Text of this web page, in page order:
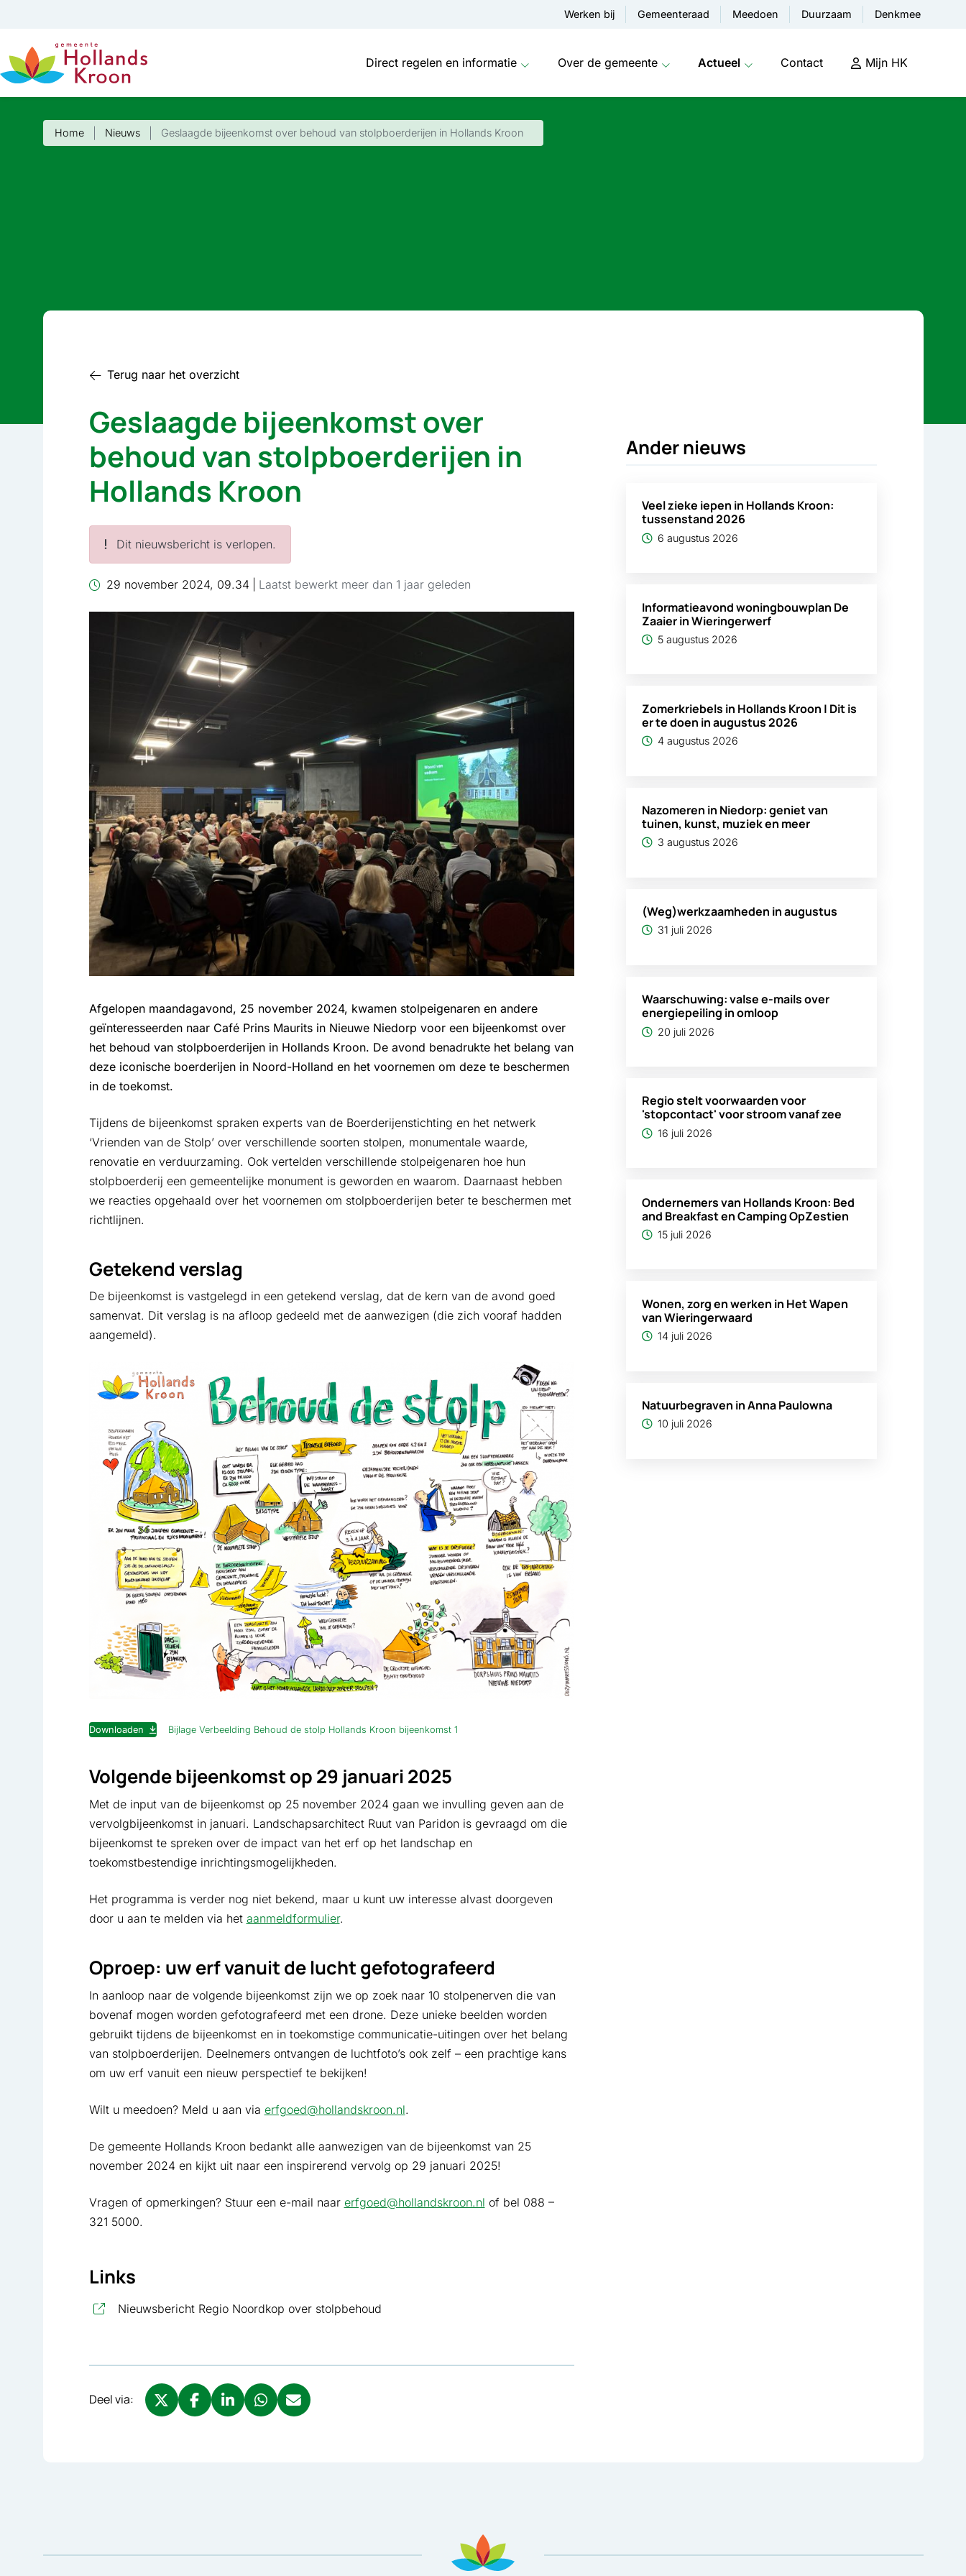
Werken bij Gemeenteraad Meedoen Duurzaam Denkmee
Direct regelen en informatie Over de gemeente Actueel Contact Mijn HK
Home Nieuws Geslaagde bijeenkomst over behoud van stolpboerderijen in Hollands Kroon
Terug naar het overzicht
Geslaagde bijeenkomst over
behoud van stolpboerderijen in
Hollands Kroon
Dit nieuwsbericht is verlopen.
29 november 2024, 09.34 Laatst bewerkt meer dan 1 jaar geleden
Afgelopen maandagavond, 25 november 2024, kwamen stolpeigenaren en andere
geïnteresseerden naar Café Prins Maurits in Nieuwe Niedorp voor een bijeenkomst over
het behoud van stolpboerderijen in Hollands Kroon. De avond benadrukte het belang van
deze iconische boerderijen in Noord-Holland en het voornemen om deze te beschermen
in de toekomst.
Tijdens de bijeenkomst spraken experts van de Boerderijenstichting en het netwerk
‘Vrienden van de Stolp’ over verschillende soorten stolpen, monumentale waarde,
renovatie en verduurzaming. Ook vertelden verschillende stolpeigenaren hoe hun
stolpboerderij een gemeentelijke monument is geworden en waarom. Daarnaast hebben
we reacties opgehaald over het voornemen om stolpboerderijen beter te beschermen met
richtlijnen.
Getekend verslag
De bijeenkomst is vastgelegd in een getekend verslag, dat de kern van de avond goed
samenvat. Dit verslag is na afloop gedeeld met de aanwezigen (die zich vooraf hadden
aangemeld).
Bijlage Verbeelding Behoud de stolp Hollands Kroon bijeenkomst 1
Downloaden
Volgende bijeenkomst op 29 januari 2025
Met de input van de bijeenkomst op 25 november 2024 gaan we invulling geven aan de
vervolgbijeenkomst in januari. Landschapsarchitect Ruut van Paridon is gevraagd om die
bijeenkomst te spreken over de impact van het erf op het landschap en
toekomstbestendige inrichtingsmogelijkheden.
Het programma is verder nog niet bekend, maar u kunt uw interesse alvast doorgeven
door u aan te melden via het aanmeldformulier.
Oproep: uw erf vanuit de lucht gefotografeerd
In aanloop naar de volgende bijeenkomst zijn we op zoek naar 10 stolpenerven die van
bovenaf mogen worden gefotografeerd met een drone. Deze unieke beelden worden
gebruikt tijdens de bijeenkomst en in toekomstige communicatie-uitingen over het belang
van stolpboerderijen. Deelnemers ontvangen de luchtfoto’s ook zelf – een prachtige kans
om uw erf vanuit een nieuw perspectief te bekijken!
Wilt u meedoen? Meld u aan via erfgoed@hollandskroon.nl.
De gemeente Hollands Kroon bedankt alle aanwezigen van de bijeenkomst van 25
november 2024 en kijkt uit naar een inspirerend vervolg op 29 januari 2025!
Vragen of opmerkingen? Stuur een e-mail naar erfgoed@hollandskroon.nl of bel 088 –
321 5000.
Links
Nieuwsbericht Regio Noordkop over stolpbehoud, opent in nieuw tabblad
Deel via:
Ander nieuws
Veel zieke iepen in Hollands Kroon:
tussenstand 2026
6 augustus 2026
Informatieavond woningbouwplan De
Zaaier in Wieringerwerf
5 augustus 2026
Zomerkriebels in Hollands Kroon | Dit is
er te doen in augustus 2026
4 augustus 2026
Nazomeren in Niedorp: geniet van
tuinen, kunst, muziek en meer
3 augustus 2026
(Weg)werkzaamheden in augustus
31 juli 2026
Waarschuwing: valse e-mails over
energiepeiling in omloop
20 juli 2026
Regio stelt voorwaarden voor
'stopcontact' voor stroom vanaf zee
16 juli 2026
Ondernemers van Hollands Kroon: Bed
and Breakfast en Camping OpZestien
15 juli 2026
Wonen, zorg en werken in Het Wapen
van Wieringerwaard
14 juli 2026
Natuurbegraven in Anna Paulowna
10 juli 2026